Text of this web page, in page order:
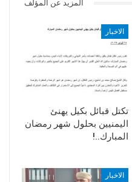
المزيد عن المؤلف
الاخبار
تكتل قبائل بكيل يهنئ
اليمنيين بحلول شهر رمضان
المبارك..!
الاخبار